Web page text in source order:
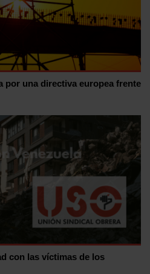
por una directiva europea frente
con las víctimas de los